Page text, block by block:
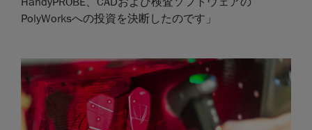
PolyWorksへの投資を決断したのです」